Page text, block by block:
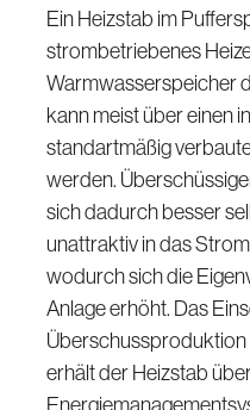
Ein Heizstab im
strombetriebenes
Warmwasserspeicher
kann meist über einen
standartmäßig
werden.
sich dadurch besser
unattraktiv in das
wodurch sich die
Anlage erhöht. Das
erhält der Heizstab